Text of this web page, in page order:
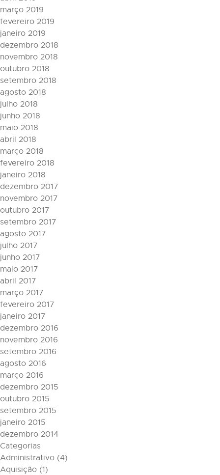
março 2019
fevereiro 2019
janeiro 2019
dezembro 2018
novembro 2018
outubro 2018
setembro 2018
agosto 2018
julho 2018
junho 2018
maio 2018
abril 2018
março 2018
fevereiro 2018
janeiro 2018
dezembro 2017
novembro 2017
outubro 2017
setembro 2017
agosto 2017
julho 2017
junho 2017
maio 2017
abril 2017
março 2017
fevereiro 2017
janeiro 2017
dezembro 2016
novembro 2016
setembro 2016
agosto 2016
março 2016
dezembro 2015
outubro 2015
setembro 2015
janeiro 2015
dezembro 2014
Categorias
Administrativo (4)
Aquisição (1)